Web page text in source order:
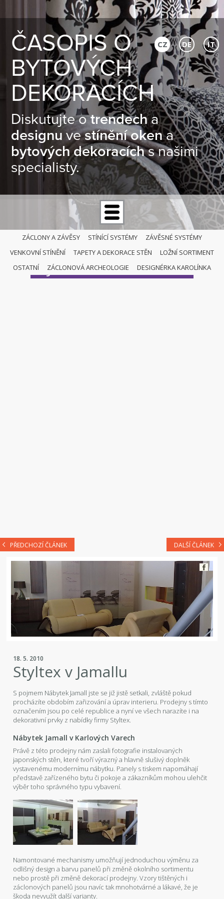
ČASOPIS O
BYTOVÝCH
DEKORACÍCH
Diskutujte otrendecha
designuvestínění okena
bytových dekoracíchs našimi
specialisty.
CZ DE IT
ZÁCLONY A ZÁVĚSY STÍNÍCÍ SYSTÉMY
ZÁVĚSNÉ SYSTÉMY
VENKOVNÍ STÍNĚNÍ
TAPETY A DEKORACE STĚN
LOŽNÍ SORTIMENT
OSTATNÍ
ZÁCLONOVÁ ARCHEOLOGIE DESIGNÉRKA KAROLÍNKA
JAPONSKÉ STĚNY
PŘEDCHOZÍ ČLÁNEK DALŠÍ ČLÁNEK
18. 5. 2010
Styltex v Jamallu
S pojmem Nábytek Jamall jste se již jistě setkali, zvláště pokud
procházíte obdobím zařizování a úprav interieru. Prodejny s tímto
označením jsou po celé republice a nyní ve všech narazíte i na
dekorativní prvky z nabídky firmy Styltex.
Nábytek Jamall v Karlových Varech
Právě z této prodejny nám zaslali fotografie instalovaných
japonských stěn, které tvoří výrazný a hlavně slušivý doplněk
vystavenému modernímu nábytku. Panely s tiskem napomáhají
představě zařízeného bytu či pokoje a zákazníkům mohou ulehčit
výběr toho správného typu vybavení.
Namontované mechanismy umožňují jednoduchou výměnu za
odlišný design a barvu panelů při změně okolního sortimentu
nebo prostě při změně dekorací prodejny. Vzory tištěných i
záclonových panelů jsou navíc tak mnohotvárné a lákavé, že je
škoda nevyužít další varianty.